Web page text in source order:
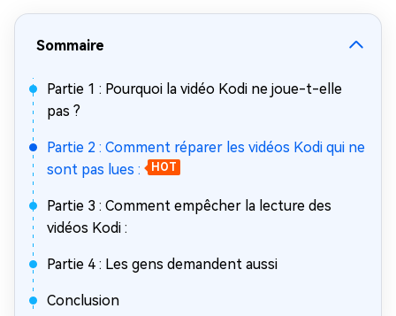
Sommaire
Partie 1 : Pourquoi la vidéo Kodi ne joue-t-elle
pas ?
Partie 2 : Comment réparer les vidéos Kodi qui ne
sont pas lues :
HOT
Partie 3 : Comment empêcher la lecture des
vidéos Kodi :
Partie 4 : Les gens demandent aussi
Conclusion